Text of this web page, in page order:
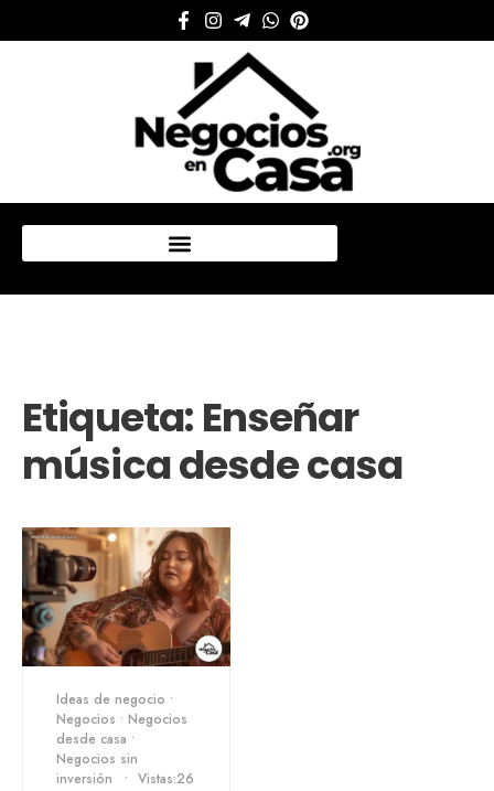
Etiqueta:Enseñar
música desde casa
Ideas de negocio •
Negocios • Negocios
desde casa •
Negocios sin
inversión
• Vistas:26